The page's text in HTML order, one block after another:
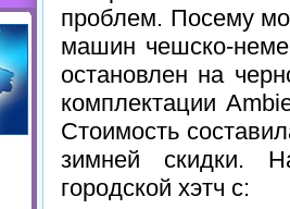
проблем. Посему
машин чешско-
остановлен на
комплектации
Стоимость
зимней скидки.
городской хэтч с: